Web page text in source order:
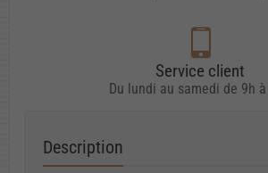
Service client
Du lundi au samedi de 9h
Description